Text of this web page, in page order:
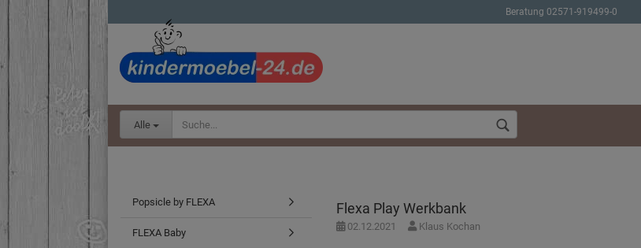
Beratung 02571-919499-0
Alle
Flexa Play Werkbank
02.12.2021 Klaus Kochan
Popsicle by FLEXA
FLEXA Baby